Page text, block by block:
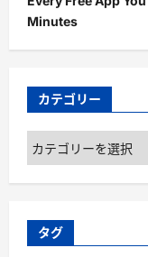
Minutes
カテゴリー
カ
テ
ゴ
ー
タグ